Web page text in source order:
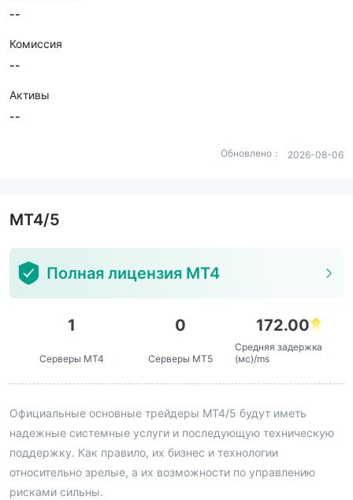
--
Комиссия
--
Активы
--
Обновлено： 2026-08-06
MT4/5
Полная лицензия MT4
1
Серверы MT4
0
Серверы MT5
172.00
Средняя задержка
(мс)/ms
Официальные основные трейдеры MT4/5 будут иметь
надежные системные услуги и последующую техническую
поддержку. Как правило, их бизнес и технологии
относительно зрелые, а их возможности по управлению
рисками сильны.